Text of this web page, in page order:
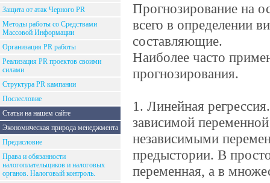
Защита от атак Черного PR
Методы работы со Средствами
Массовой Информации
Организация PR работы
Реализация PR проектов своими
силами
Структура PR кампании
Послесловие
Статьи на нашем сайте
Экономическая природа менеджмента
Предисловие
Права и обязанности
налогоплательщиков и налоговых
органов. Налоговый контроль.
Прогнозирование на
всего в определении
составляющие.
Наиболее часто
прогнозирования.
1. Линейная
зависимой
независимыми
предыстории. В
переменная, а в